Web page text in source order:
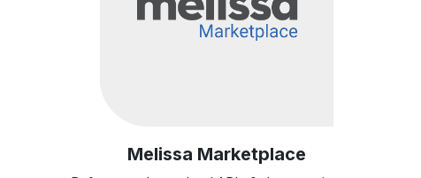
Melissa Marketplace